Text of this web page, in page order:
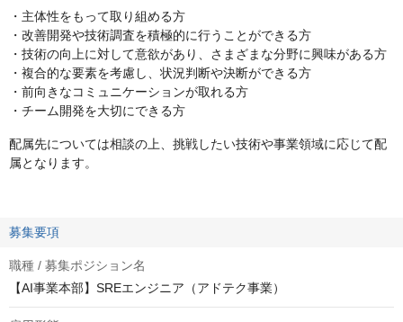
・主体性をもって取り組める方
・改善開発や技術調査を積極的に行うことができる方
・技術の向上に対して意欲があり、さまざまな分野に興味がある方
・複合的な要素を考慮し、状況判断や決断ができる方
・前向きなコミュニケーションが取れる方
・チーム開発を大切にできる方
配属先については相談の上、挑戦したい技術や事業領域に応じて配
属となります。
募集要項
職種 / 募集ポジション名
【AI事業本部】SREエンジニア（アドテク事業）